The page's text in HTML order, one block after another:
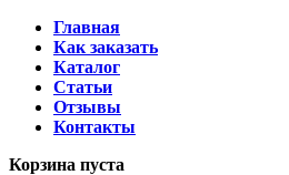
Главная
Как заказать
Каталог
Статьи
Отзывы
Контакты
Корзина пуста